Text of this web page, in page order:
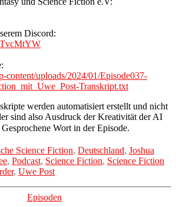
Discord:
content/uploads/2024/01/Episode037-
Transkript.txt
werden automatisiert erstellt und nicht
sind also Ausdruck der Kreativität der AI
Wort in der Episode.
Science Fiction, Deutschland, Joshua
, Podcast, Science Fiction, Science Fiction
, Uwe Post
Kategorien
Episoden